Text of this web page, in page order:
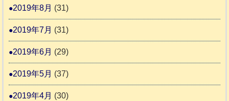
2019年8月 (31)
2019年7月 (31)
2019年6月 (29)
2019年5月 (37)
2019年4月 (30)